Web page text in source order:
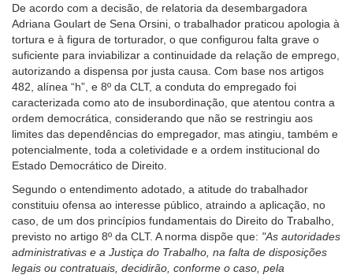
recurso
de
acessibilidade
para
pessoas
com
baixa
visão.
De acordo com a decisão, de relatoria da desembargadora
Adriana Goulart de Sena Orsini, o trabalhador praticou apologia à
tortura e à figura de torturador, o que configurou falta grave o
suficiente para inviabilizar a continuidade da relação de emprego,
autorizando a dispensa por justa causa. Com base nos artigos
482, alínea “h”, e 8º da CLT, a conduta do empregado foi
caracterizada como ato de insubordinação, que atentou contra a
ordem democrática, considerando que não se restringiu aos
limites das dependências do empregador, mas atingiu, também e
potencialmente, toda a coletividade e a ordem institucional do
Estado Democrático de Direito.
Segundo o entendimento adotado, a atitude do trabalhador
constituiu ofensa ao interesse público, atraindo a aplicação, no
caso, de um dos princípios fundamentais do Direito do Trabalho,
previsto no artigo 8º da CLT. A norma dispõe que: "As autoridades
administrativas e a Justiça do Trabalho, na falta de disposições
legais ou contratuais, decidirão, conforme o caso, pela